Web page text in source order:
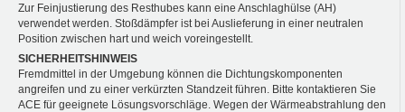
Zur Feinjustierung des Resthubes kann eine Anschlaghülse (AH)
verwendet werden. Stoßdämpfer ist bei Auslieferung in einer neutralen
Position zwischen hart und weich voreingestellt.
SICHERHEITSHINWEIS
Fremdmittel in der Umgebung können die Dichtungskomponenten
angreifen und zu einer verkürzten Standzeit führen. Bitte kontaktieren Sie
ACE für geeignete Lösungsvorschläge. Wegen der Wärmeabstrahlung den